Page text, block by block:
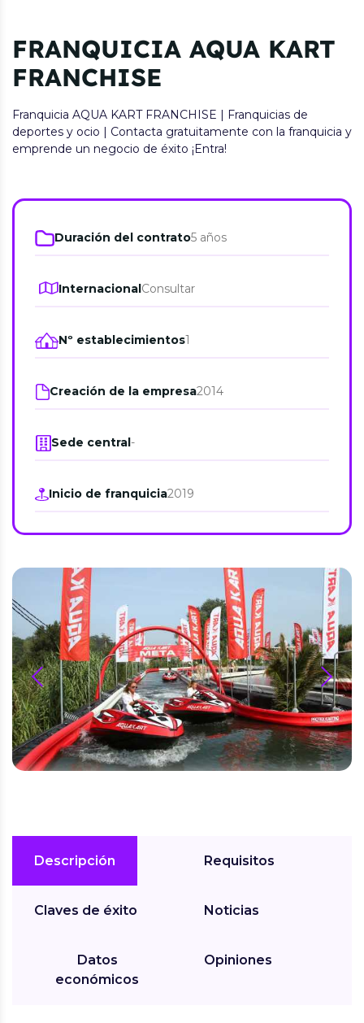
FRANQUICIA AQUA KART
FRANCHISE
Franquicia AQUA KART FRANCHISE | Franquicias de
deportes y ocio | Contacta gratuitamente con la franquicia y
emprende un negocio de éxito ¡Entra!
Duración del contrato5 años
InternacionalConsultar
Nº establecimientos1
Creación de la empresa2014
Sede central-
Inicio de franquicia2019
prev next
Descripción
Claves de éxito
Datos
económicos
Requisitos
Noticias
Opiniones